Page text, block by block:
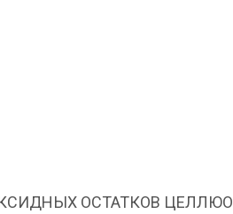
ОСТАТКОВ